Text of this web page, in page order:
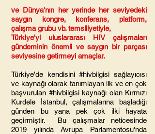
ve Dünya'nın her yerinde her seviyedeki
saygın kongre, konferans, platform,
çalışma grubu vb. temsiliyetiyle,
Türkiye'yi uluslararası HIV çalışmaları
gündeminin önemli ve saygın bir parçası
seviyesine getirmeyi amaçlar.
Türkiye'de kendisini #hivbilgisi sağlayıcısı
ve kaynağı olarak tanımlayan ilk ve en çok
başvurulan #hivbilgisi kaynağı olan Kırmızı
Kurdele İstanbul, çalışmalarına başladığı
günden bu yana pek çok ilki hayata
geçirmiştir. Bu çalışmalar neticesinde
2019 yılında Avrupa Parlamentosu'nda